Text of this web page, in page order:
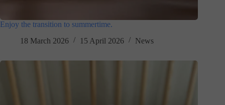
Enjoy the transition to summertime.
18 March 2026
15 April 2026 News